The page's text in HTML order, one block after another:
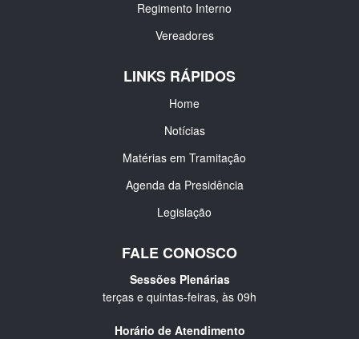
Regimento Interno
Vereadores
LINKS RÁPIDOS
Home
Notícias
Matérias em Tramitação
Agenda da Presidência
Legislação
FALE CONOSCO
Sessões Plenárias
terças e quintas-feiras, às 09h
Horário de Atendimento